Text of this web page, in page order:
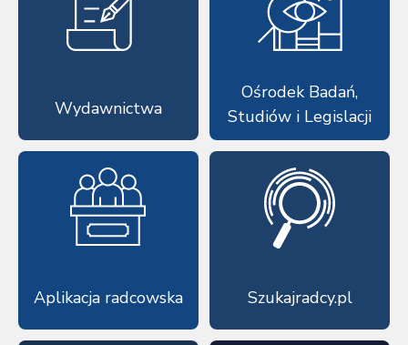
Wydawnictwa
Ośrodek Badań,
Studiów i Legislacji
Aplikacja radcowska Szukajradcy.pl